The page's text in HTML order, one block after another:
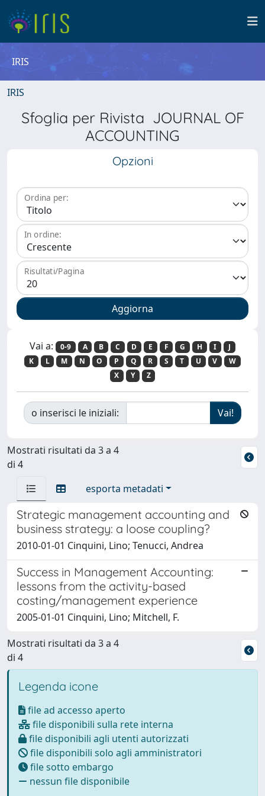
IRIS
IRIS
Sfoglia per Rivista JOURNAL OF
ACCOUNTING
Opzioni
Ordina per:
In ordine:
Risultati/Pagina
Vai a: 0-9 A B C D E F G H I
J
K
L M N O P Q R S T U V
W
X
Y Z
o inserisci le iniziali:
Mostrati risultati da 3 a 4
di 4
esporta metadati
Strategic management accounting and
business strategy: a loose coupling?
2010-01-01 Cinquini, Lino; Tenucci, Andrea
Success in Management Accounting:
lessons from the activity-based
costing/management experience
2005-01-01 Cinquini, Lino; Mitchell, F.
Mostrati risultati da 3 a 4
di 4
Legenda icone
file ad accesso aperto
file disponibili sulla rete interna
file disponibili agli utenti autorizzati
file disponibili solo agli amministratori
file sotto embargo
nessun file disponibile